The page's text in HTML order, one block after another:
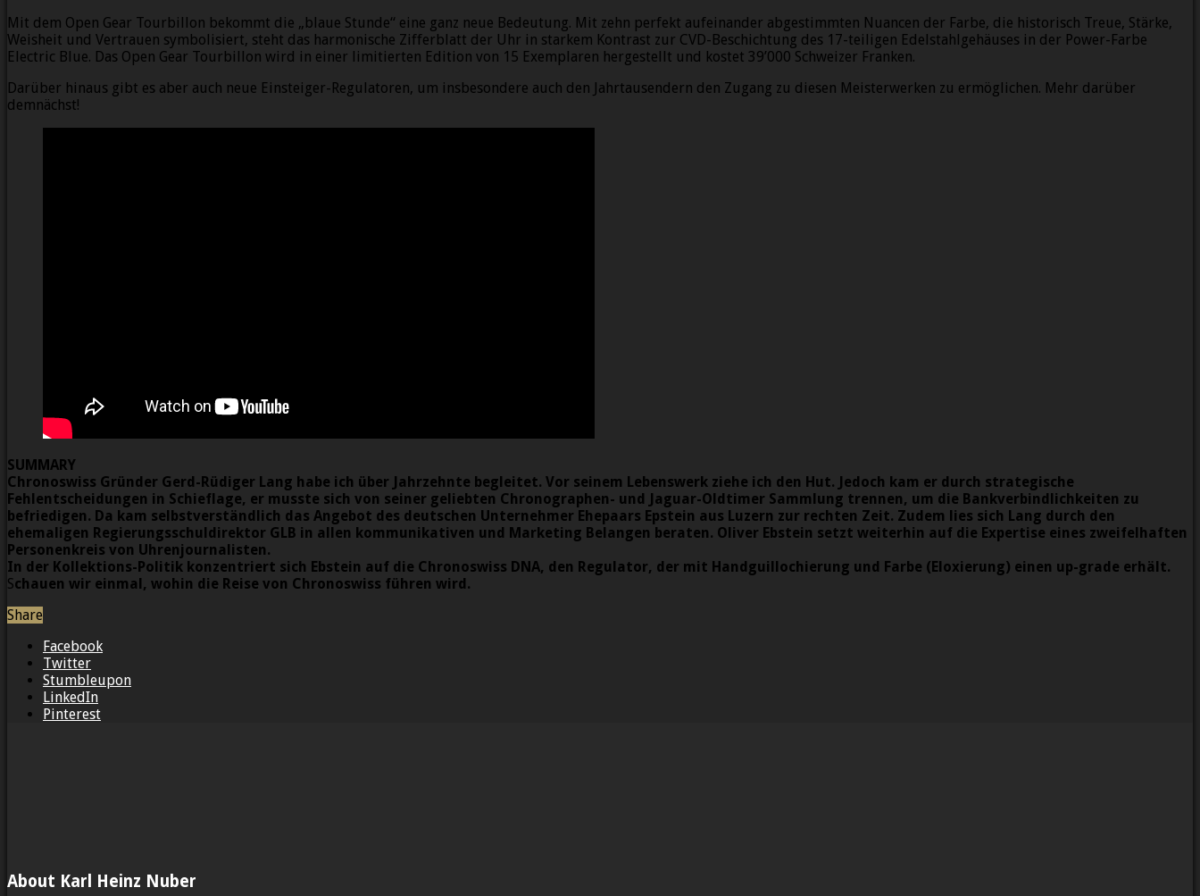
Mit dem Open Gear Tourbillon bekommt die „blaue Stunde“ eine ganz neue Bedeutung. Mit zehn perfekt aufeinander abgestimmten Nuancen der Farbe, die historisch Treue, Stärke,
Weisheit und Vertrauen symbolisiert, steht das harmonische Zifferblatt der Uhr in starkem Kontrast zur CVD-Beschichtung des 17-teiligen Edelstahlgehäuses in der Power-Farbe
Electric Blue. Das Open Gear Tourbillon wird in einer limitierten Edition von 15 Exemplaren hergestellt und kostet 39’000 Schweizer Franken.
Darüber hinaus gibt es aber auch neue Einsteiger-Regulatoren, um insbesondere auch den Jahrtausendern den Zugang zu diesen Meisterwerken zu ermöglichen. Mehr darüber
demnächst!
SUMMARY
Chronoswiss Gründer Gerd-Rüdiger Lang habe ich über Jahrzehnte begleitet. Vor seinem Lebenswerk ziehe ich den Hut. Jedoch kam er durch strategische
Fehlentscheidungen in Schieflage, er musste sich von seiner geliebten Chronographen- und Jaguar-Oldtimer Sammlung trennen, um die Bankverbindlichkeiten zu
befriedigen. Da kam selbstverständlich das Angebot des deutschen Unternehmer Ehepaars Epstein aus Luzern zur rechten Zeit. Zudem lies sich Lang durch den
ehemaligen Regierungsschuldirektor GLB in allen kommunikativen und Marketing Belangen beraten. Oliver Ebstein setzt weiterhin auf die Expertise eines zweifelhaften
Personenkreis von Uhrenjournalisten.
In der Kollektions-Politik konzentriert sich Ebstein auf die Chronoswiss DNA, den Regulator, der mit Handguillochierung und Farbe (Eloxierung) einen up-grade erhält.
Schauen wir einmal, wohin die Reise von Chronoswiss führen wird.
Share
Facebook
Twitter
Stumbleupon
LinkedIn
Pinterest
About Karl Heinz Nuber